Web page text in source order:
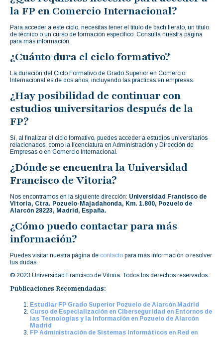
la FP en Comercio Internacional?
Para acceder a este ciclo, necesitas tener el título de bachillerato, un título
de técnico o un curso de formación específico. Consulta nuestra página
para más información.
¿Cuánto dura el ciclo formativo?
La duración del Ciclo Formativo de Grado Superior en Comercio
Internacional es de dos años, incluyendo las prácticas en empresas.
¿Hay posibilidad de continuar con
estudios universitarios después de la
FP?
Sí, al finalizar el ciclo formativo, puedes acceder a estudios universitarios
relacionados, como la licenciatura en Administración y Dirección de
Empresas o en Comercio Internacional.
¿Dónde se encuentra la Universidad
Francisco de Vitoria?
Nos encontramos en la siguiente dirección: Universidad Francisco de
Vitoria, Ctra. Pozuelo-Majadahonda, Km. 1.800, Pozuelo de
Alarcón 28223, Madrid, España.
¿Cómo puedo contactar para más
información?
Puedes visitar nuestra página de contacto para más información o resolver
tus dudas.
© 2023 Universidad Francisco de Vitoria. Todos los derechos reservados.
Publicaciones Recomendadas:
Estudiar FP Grado Superior Pozuelo de Alarcón Madrid
Curso de Especialización en Ciberseguridad en Entornos de
las Tecnologías y la Información en Pozuelo de Alarcón
Madrid
FP Administración de Sistemas Informáticos en Red en